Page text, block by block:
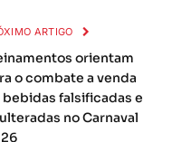
ARTIGO
orientam
o combate a venda
bebidas falsificadas e
no Carnaval